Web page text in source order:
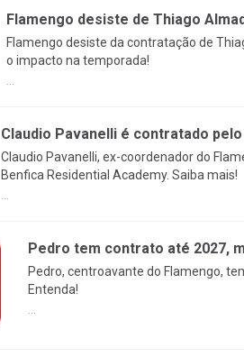
Flamengo desiste de Thiago
Flamengo desiste da contratação de
o impacto na temporada!
Claudio Pavanelli é contratado
Claudio Pavanelli, ex-coordenador do
Benfica Residential Academy. Saiba mais!
...
Pedro tem contrato até 2027,
Pedro, centroavante do Flamengo,
Entenda!
...